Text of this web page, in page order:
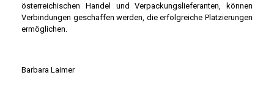
österreichischen Handel und Verpackungslieferanten, können
Verbindungen geschaffen werden, die erfolgreiche Platzierungen
ermöglichen.
Barbara Laimer